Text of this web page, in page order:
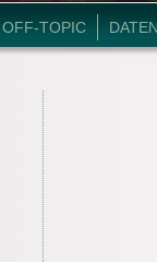
OFF-TOPIC